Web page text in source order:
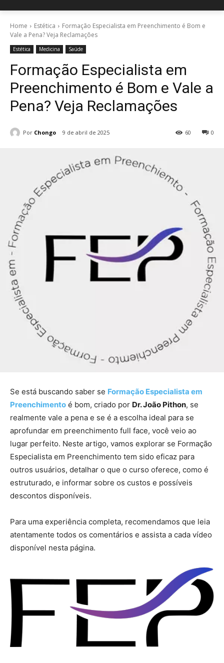
Home Estética
Formação Especialista em Preenchimento é Bom e
Vale a Pena? Veja Reclamações
Estética Medicina Saúde
Formação Especialista em
Preenchimento é Bom e Vale a
Pena? Veja Reclamações
Por Chongo 9 de abril de 2025 0
60
Se está buscando saber se Formação Especialista em
Preenchimento é bom, criado por Dr. João Pithon, se
realmente vale a pena e se é a escolha ideal para se
aprofundar em preenchimento full face, você veio ao
lugar perfeito. Neste artigo, vamos explorar se Formação
Especialista em Preenchimento tem sido eficaz para
outros usuários, detalhar o que o curso oferece, como é
estruturado, e informar sobre os custos e possíveis
descontos disponíveis.
Para uma experiência completa, recomendamos que leia
atentamente todos os comentários e assista a cada vídeo
disponível nesta página.